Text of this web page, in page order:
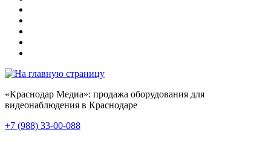
«Краснодар Медиа»: продажа оборудования для
видеонаблюдения в Краснодаре
+7 (988) 33-00-088